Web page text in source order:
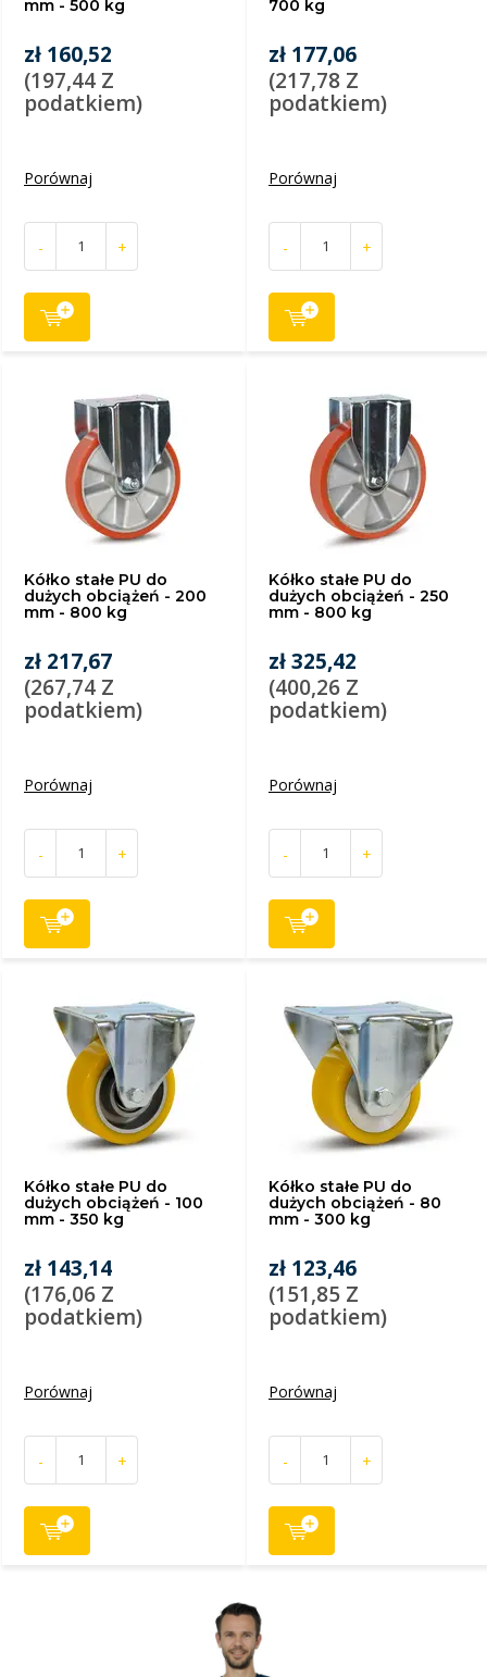
mm - 500 kg
zł 160,52
(197,44 Z
podatkiem)
Porównaj
- +
700 kg
zł 177,06
(217,78 Z
podatkiem)
Porównaj
- +
Kółko stałe PU do
dużych obciążeń - 200
mm - 800 kg
zł 217,67
(267,74 Z
podatkiem)
Porównaj
- +
Kółko stałe PU do
dużych obciążeń - 250
mm - 800 kg
zł 325,42
(400,26 Z
podatkiem)
Porównaj
- +
Kółko stałe PU do
dużych obciążeń - 100
mm - 350 kg
zł 143,14
(176,06 Z
podatkiem)
Porównaj
- +
Kółko stałe PU do
dużych obciążeń - 80
mm - 300 kg
zł 123,46
(151,85 Z
podatkiem)
Porównaj
- +